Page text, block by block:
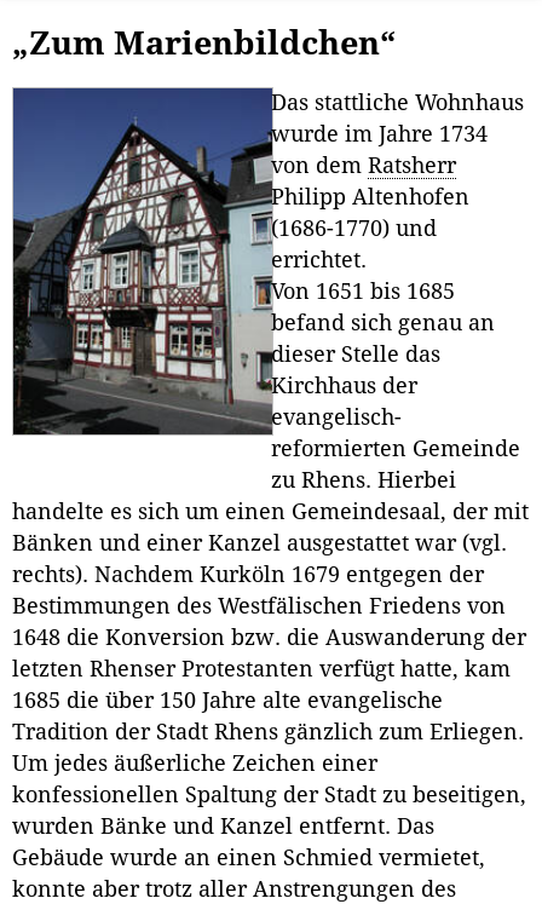
„Zum Marienbildchen“
Das stattliche Wohnhaus
wurde im Jahre 1734
von dem Ratsherr
Philipp Altenhofen
(1686-1770) und
errichtet.
Von 1651 bis 1685
befand sich genau an
dieser Stelle das
Kirchhaus der
evangelisch-
reformierten Gemeinde
zu Rhens. Hierbei
handelte es sich um einen Gemeindesaal, der mit
Bänken und einer Kanzel ausgestattet war (vgl.
rechts). Nachdem Kurköln 1679 entgegen der
Bestimmungen des Westfälischen Friedens von
1648 die Konversion bzw. die Auswanderung der
letzten Rhenser Protestanten verfügt hatte, kam
1685 die über 150 Jahre alte evangelische
Tradition der Stadt Rhens gänzlich zum Erliegen.
Um jedes äußerliche Zeichen einer
konfessionellen Spaltung der Stadt zu beseitigen,
wurden Bänke und Kanzel entfernt. Das
Gebäude wurde an einen Schmied vermietet,
konnte aber trotz aller Anstrengungen des